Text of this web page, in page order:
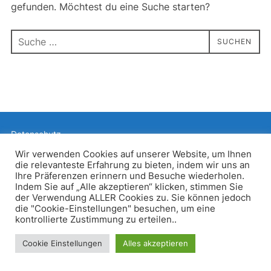
gefunden. Möchtest du eine Suche starten?
Suchen
nach:
SUCHEN
Datenschutz
Inspiro WordPress Theme von WPZOOM
Wir verwenden Cookies auf unserer Website, um Ihnen
die relevanteste Erfahrung zu bieten, indem wir uns an
Ihre Präferenzen erinnern und Besuche wiederholen.
Indem Sie auf „Alle akzeptieren“ klicken, stimmen Sie
der Verwendung ALLER Cookies zu. Sie können jedoch
die "Cookie-Einstellungen" besuchen, um eine
kontrollierte Zustimmung zu erteilen..
Cookie Einstellungen Alles akzeptieren